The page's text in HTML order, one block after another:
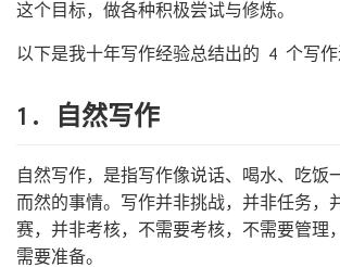
这个目标，做各种积极尝试与修炼。
以下是我十年写作经验总结出的 4 个写作
1. 自然写作
自然写作，是指写作像说话、喝水、吃饭
而然的事情。写作并非挑战，并非任务，
赛，并非考核，不需要考核，不需要管理
需要准备。